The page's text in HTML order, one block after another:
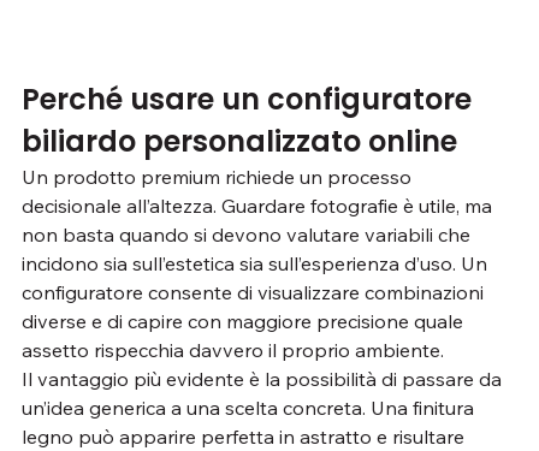
Perché usare un configuratore
biliardo personalizzato online
Un prodotto premium richiede un processo
decisionale all’altezza. Guardare fotografie è utile, ma
non basta quando si devono valutare variabili che
incidono sia sull’estetica sia sull’esperienza d’uso. Un
configuratore consente di visualizzare combinazioni
diverse e di capire con maggiore precisione quale
assetto rispecchia davvero il proprio ambiente.
Il vantaggio più evidente è la possibilità di passare da
un’idea generica a una scelta concreta. Una finitura
legno può apparire perfetta in astratto e risultare